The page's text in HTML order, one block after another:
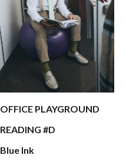
OFFICE PLAYGROUND
READING #D
Blue Ink